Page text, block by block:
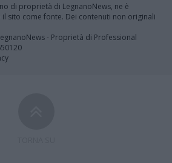
di proprietà di LegnanoNews, ne è
sito come fonte. Dei contenuti non originali
- Proprietà di Professional